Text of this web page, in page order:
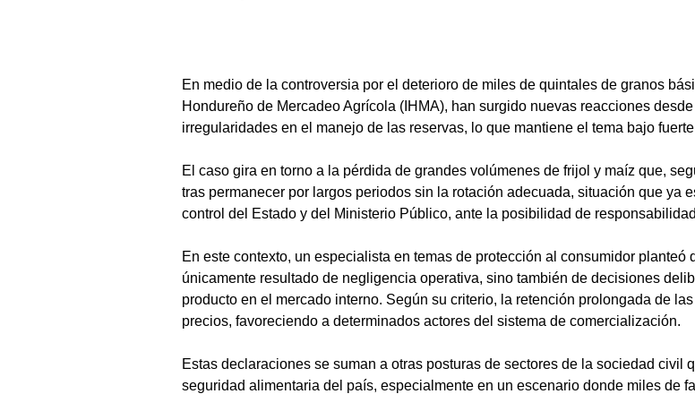
En medio de la controversia por el deterioro de miles de quintales de granos
Hondureño de Mercadeo Agrícola (IHMA), han surgido nuevas reacciones
irregularidades en el manejo de las reservas, lo que mantiene el tema bajo
El caso gira en torno a la pérdida de grandes volúmenes de frijol y maíz que,
tras permanecer por largos periodos sin la rotación adecuada, situación que ya
control del Estado y del Ministerio Público, ante la posibilidad de
En este contexto, un especialista en temas de protección al consumidor planteó
únicamente resultado de negligencia operativa, sino también de decisiones
producto en el mercado interno. Según su criterio, la retención prolongada de
precios, favoreciendo a determinados actores del sistema de comercialización.
Estas declaraciones se suman a otras posturas de sectores de la sociedad civil
seguridad alimentaria del país, especialmente en un escenario donde miles de